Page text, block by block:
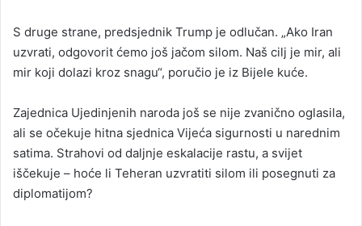
S druge strane, predsjednik Trump je odlučan. „Ako Iran
uzvrati, odgovorit ćemo još jačom silom. Naš cilj je mir, ali
mir koji dolazi kroz snagu“, poručio je iz Bijele kuće.
Zajednica Ujedinjenih naroda još se nije zvanično oglasila,
ali se očekuje hitna sjednica Vijeća sigurnosti u narednim
satima. Strahovi od daljnje eskalacije rastu, a svijet
iščekuje – hoće li Teheran uzvratiti silom ili posegnuti za
diplomatijom?